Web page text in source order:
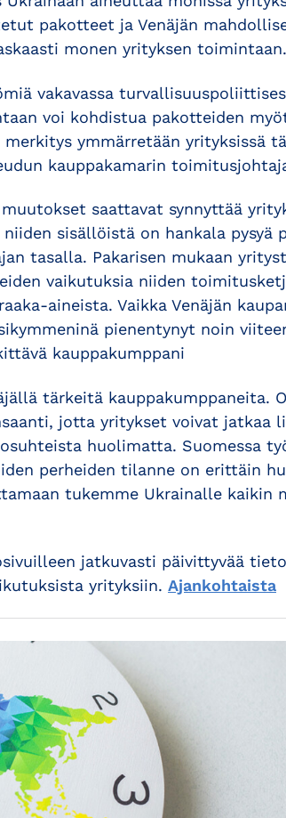
pakotteet ja Venäjän
monen yrityksen toimintaan.
vakavassa
voi kohdistua pakotteiden
ymmärretään yrityksissä
kauppakamarin
saattavat synnyttää
sisällöistä on hankala pysyä
tasalla. Pakarisen mukaan
vaikutuksia niiden
aineista. Vaikka Venäjän
pienentynyt noin
kauppakumppani
tärkeitä kauppakumppaneita.
jotta yritykset voivat jatkaa
huolimatta. Suomessa
perheiden tilanne on erittäin
tukemme Ukrainalle kaikin
jatkuvasti päivittyvää
yrityksiin. Ajankohtaista